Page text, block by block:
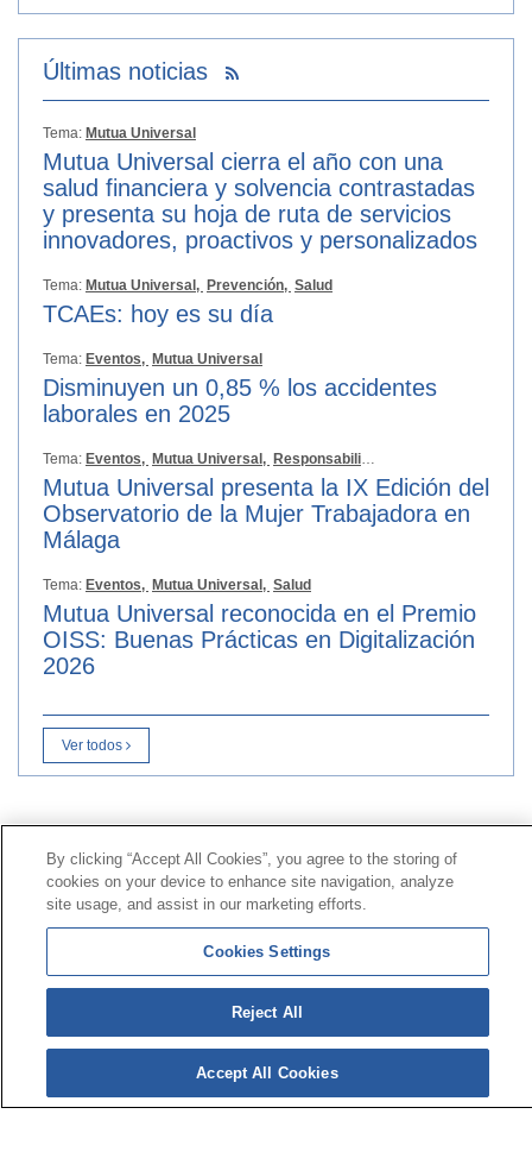
Últimas noticias
Tema: Mutua Universal
Mutua Universal cierra el año con una
salud financiera y solvencia contrastadas
y presenta su hoja de ruta de servicios
innovadores, proactivos y personalizados
Tema: Mutua Universal, Prevención, Salud
TCAEs: hoy es su día
Tema: Eventos, Mutua Universal
Disminuyen un 0,85 % los accidentes
laborales en 2025
Tema: Eventos, Mutua Universal, Responsabilidad Social
Mutua Universal presenta la IX Edición del
Observatorio de la Mujer Trabajadora en
Málaga
Tema: Eventos, Mutua Universal, Salud
Mutua Universal reconocida en el Premio
OISS: Buenas Prácticas en Digitalización
2026
Ver todos
Contacto|Perfil del contratante|Reclamaciones
Línea Universal 900 203 203|Zona Privada Comisión de
Prestaciones Especiales|Zona Privada Proveedor
© Mutua Universal 2026 | Mapa del sitio | Aviso legal
Política de Protección de Datos
cookies
Síguenos en:
By clicking “Accept All Cookies”, you agree to the storing of
cookies on your device to enhance site navigation, analyze
site usage, and assist in our marketing efforts.
Cookies Settings
Reject All
Accept All Cookies